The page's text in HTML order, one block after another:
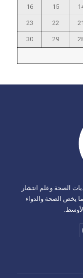
15
16
21
22
23
29
30
الصحة وعلم انتشار
ما يخص الصحة والدواء